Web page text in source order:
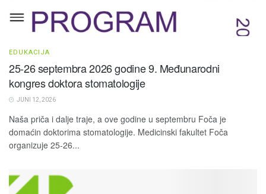
EDUKACIJA
25-26 septembra 2026 godine 9. Međunarodni
kongres doktora stomatologije
JUNI 12, 2026
Naša priča i dalje traje, a ove godine u septembru Foča je
domaćin doktorima stomatologije. Medicinski fakultet Foča
organizuje 25-26...